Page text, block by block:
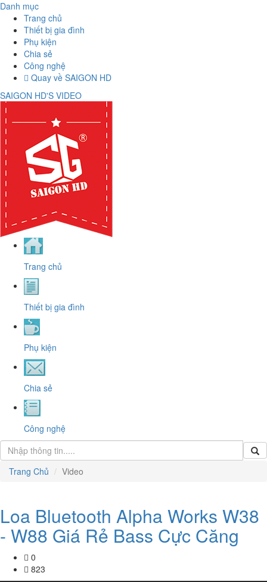
Danh mục
Trang chủ
Thiết bị gia đình
Phụ kiện
Chia sẻ
Công nghệ
Quay về SAIGON HD
SAIGON HD'S VIDEO
Trang chủ
Thiết bị gia đình
Phụ kiện
Chia sẻ
Công nghệ
Trang Chủ Video
Loa Bluetooth Alpha Works W38
- W88 Giá Rẻ Bass Cực Căng
0
823